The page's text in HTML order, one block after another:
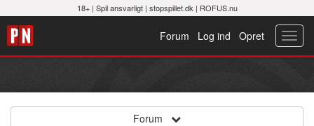
18+ | Spil ansvarligt| stopspillet.dk | ROFUS.nu
Opret
Log ind
Forum
Forum